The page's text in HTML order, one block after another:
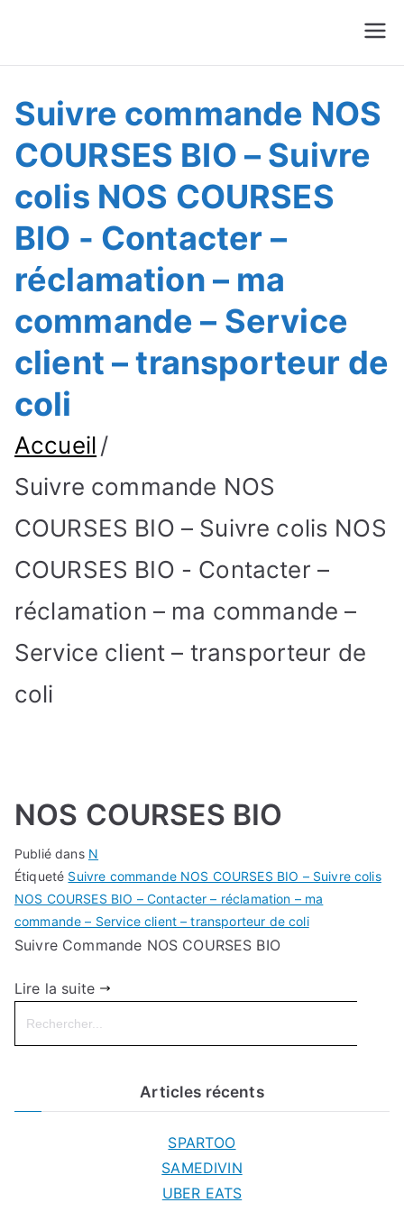
Suivre Colis - Suivre
Commande
Suivre commande NOS
COURSES BIO – Suivre
colis NOS COURSES
BIO - Contacter –
réclamation – ma
commande – Service
client – transporteur de
coli
Accueil
Suivre commande NOS
COURSES BIO – Suivre colis NOS
COURSES BIO - Contacter –
réclamation – ma commande –
Service client – transporteur de
coli
NOS COURSES BIO
Publié dans N
Étiqueté Suivre commande NOS COURSES BIO – Suivre colis
NOS COURSES BIO – Contacter – réclamation – ma
commande – Service client – transporteur de coli
Suivre Commande NOS COURSES BIO
Lire la suite
Search
for:
Articles récents
SPARTOO
SAMEDIVIN
UBER EATS